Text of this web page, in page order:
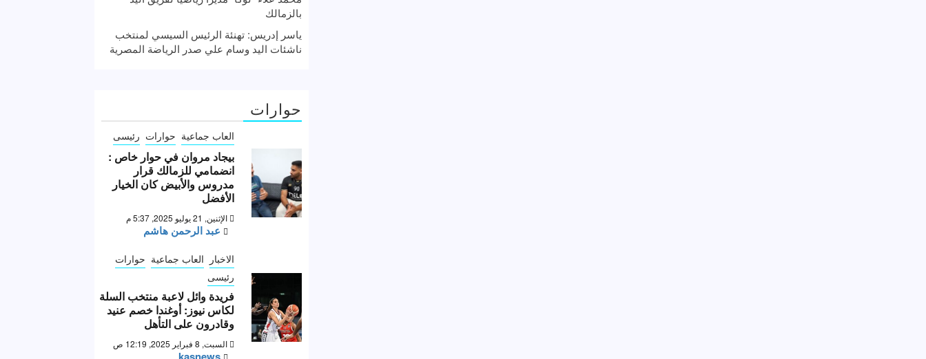
بالزمالك
ياسر إدريس: تهنئة الرئيس السيسي لمنتخب
ناشئات اليد وسام علي صدر الرياضة المصرية
حوارات
العاب جماعية حوارات رئيسى
بيجاد مروان في حوار خاص :
انضمامي للزمالك قرار
مدروس والأبيض كان الخيار
الأفضل
الإثنين, 21 يوليو 2025, 5:37 م
عبد الرحمن هاشم
الاخبار العاب جماعية حوارات
رئيسى
فريدة وائل لاعبة منتخب السلة
لكاس نيوز: أوغندا خصم عنيد
وقادرون على التأهل
السبت, 8 فبراير 2025, 12:19 ص